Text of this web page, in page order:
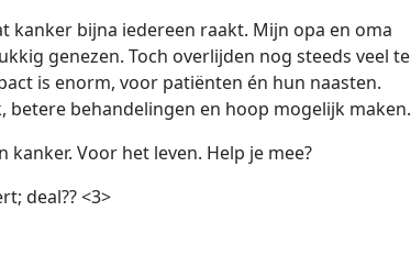
kanker bijna iedereen raakt. Mijn opa en oma
genezen. Toch overlijden nog steeds veel te
is enorm, voor patiënten én hun naasten.
behandelingen en hoop mogelijk maken.
kanker. Voor het leven. Help je mee?
deal?? <3>